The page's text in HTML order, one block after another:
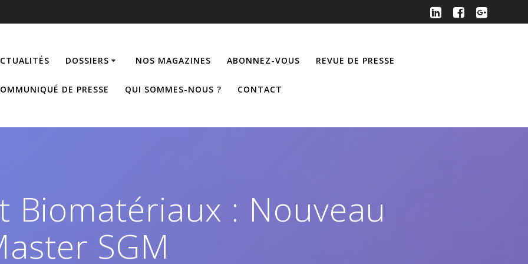
DOSSIERS NOS MAGAZINES ABONNEZ-VOUS REVUE DE PRESSE
DE PRESSE QUI SOMMES-NOUS ? CONTACT
Biomatériaux : Nouveau
SGM